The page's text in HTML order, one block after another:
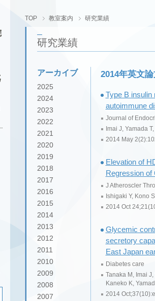
TOP 教室案内 研究業績
研究業績
アーカイブ
2025
2024
2023
2022
2021
2020
2019
2018
2017
2016
2015
2014
2013
2012
2011
2010
2009
2008
2007
2014年英文
Type B
autoimmune
Journal of
Imai J, Yamada
2014 May
Elevation of
Regression of
J Atheroscler
Ishigaki Y, Kono
2014 Oct
Glycemic
secretory
East Japan
Diabetes care
Tanaka M, Imai
Kaneko K,
2014